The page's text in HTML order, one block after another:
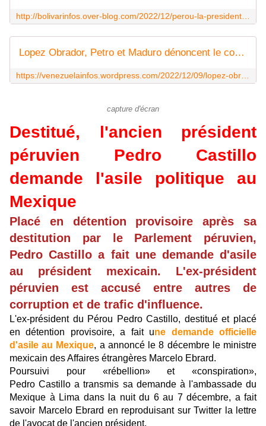
Lopez Obrador, Petro et Maduro dénoncent le coup d'État contre Pedro Castillo
capture d'écran
Destitué, l'ancien président
péruvien Pedro Castillo
demande l'asile politique au
Mexique
Placé en détention provisoire après sa
destitution par le Parlement péruvien,
Pedro Castillo a fait une demande d'asile
au président mexicain. L'ex-président
péruvien est accusé entre autres de
corruption et de trafic d'influence.
L'ex-président du Pérou Pedro Castillo, destitué et placé
en détention provisoire, a fait une demande officielle
d'asile au Mexique, a annoncé le 8 décembre le ministre
mexicain des Affaires étrangères Marcelo Ebrard.
Poursuivi pour «rébellion» et «conspiration»,
Pedro Castillo a transmis sa demande à l'ambassade du
Mexique à Lima dans la nuit du 6 au 7 décembre, a fait
savoir Marcelo Ebrard en reproduisant sur Twitter la lettre
de l'avocat de l'ancien président.